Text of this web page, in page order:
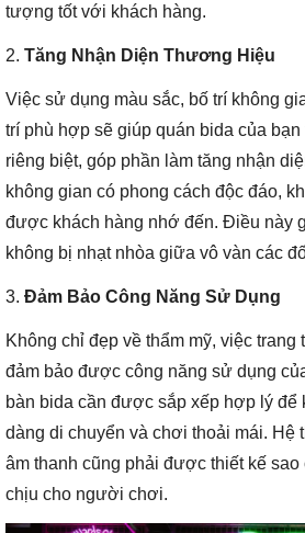
tượng tốt với khách hàng.
2. Tăng Nhận Diện Thương Hiệu
Việc sử dụng màu sắc, bố trí không
trí phù hợp sẽ giúp quán bida của bạn
riêng biệt, góp phần làm tăng nhận
không gian có phong cách độc đáo,
được khách hàng nhớ đến. Điều này
không bị nhạt nhòa giữa vô vàn các
3. Đảm Bảo Công Năng Sử Dụng
Không chỉ đẹp về thẩm mỹ, việc trang
đảm bảo được công năng sử dụng
bàn bida cần được sắp xếp hợp lý để
dàng di chuyển và chơi thoải mái. Hệ
âm thanh cũng phải được thiết kế sao
chịu cho người chơi.